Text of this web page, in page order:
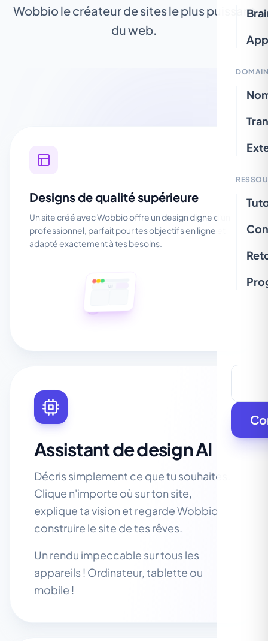
Wobbio le créateur de sites le plus puissant
du web.
Designs de qualité supérieure
Un site créé avec Wobbio offre un design digne d'un
professionnel, parfait pour tes objectifs en ligne et
adapté exactement à tes besoins.
Assistant de design AI
Décris simplement ce que tu souhaites.
Clique n'importe où sur ton site,
explique ta vision et regarde Wobbio
construire le site de tes rêves.
Un rendu impeccable sur tous les
appareils ! Ordinateur, tablette ou
mobile !